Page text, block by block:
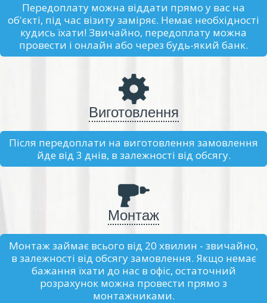
Передоплату можна віддати прямо у вас на
об'єкті, під час візиту заміряє. Немає необхідності
кудись їхати! Звичайно, передоплату можна
провести і онлайн або через будь-який банк.
Виготовлення
Після передоплати на виготовлення замовлення
йде від 3 днів, в залежності від обсягу.
Монтаж
Монтаж займає всього від 20 хвилин - звичайно,
в залежності від обсягу замовлення. Якщо немає
бажання їхати до нас в офіс, остаточний
розрахунок можна провести прямо з
монтажниками.